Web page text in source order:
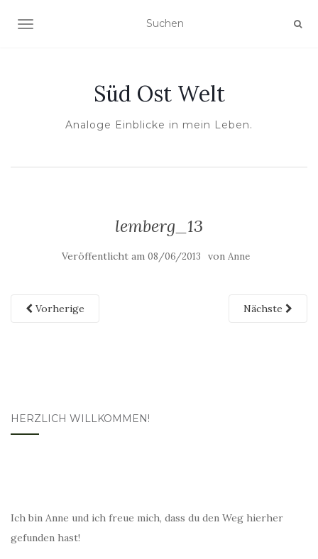
NAVIGATION UMSCHALTEN
Süd Ost Welt
Analoge Einblicke in mein Leben.
lemberg_13
Veröffentlicht am 08/06/2013 von Anne
Vorherige Nächste
HERZLICH WILLKOMMEN!
Ich bin Anne und ich freue mich, dass du den Weg hierher
gefunden hast!